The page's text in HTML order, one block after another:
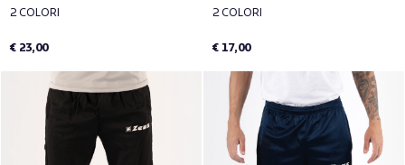
2 COLORI
€ 23,00
2 COLORI
€ 17,00